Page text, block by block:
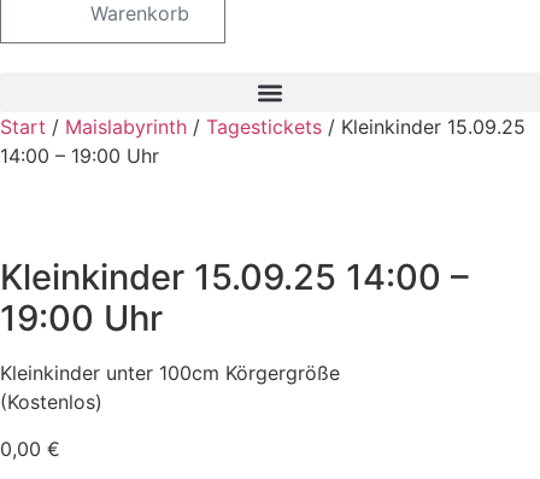
Warenkorb
Start / Maislabyrinth / Tagestickets / Kleinkinder 15.09.25
14:00 – 19:00 Uhr
Kleinkinder 15.09.25 14:00 –
19:00 Uhr
Kleinkinder unter 100cm Körgergröße
(Kostenlos)
0,00 €